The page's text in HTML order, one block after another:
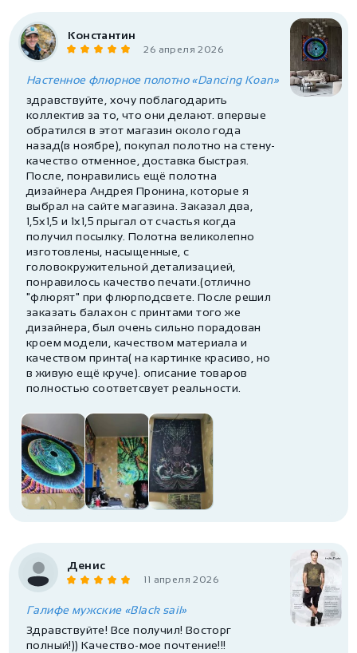
Константин
26 апреля 2026
Настенное флюрное полотно «Dancing Koan»
здравствуйте, хочу поблагодарить
коллектив за то, что они делают. впервые
обратился в этот магазин около года
назад(в ноябре), покупал полотно на стену-
качество отменное, доставка быстрая.
После, понравились ещё полотна
дизайнера Андрея Пронина, которые я
выбрал на сайте магазина. Заказал два,
1,5х1,5 и 1х1,5 прыгал от счастья когда
получил посылку. Полотна великолепно
изготовлены, насыщенные, с
головокружительной детализацией,
понравилось качество печати.(отлично
"флюрят" при флюрподсвете. После решил
заказать балахон с принтами того же
дизайнера, был очень сильно порадован
кроем модели, качеством материала и
качеством принта( на картинке красиво, но
в живую ещё круче). описание товаров
полностью соответсвует реальности.
Денис
11 апреля 2026
Галифе мужские «Black sail»
Здравствуйте! Все получил! Восторг
полный!)) Качество-мое почтение!!!